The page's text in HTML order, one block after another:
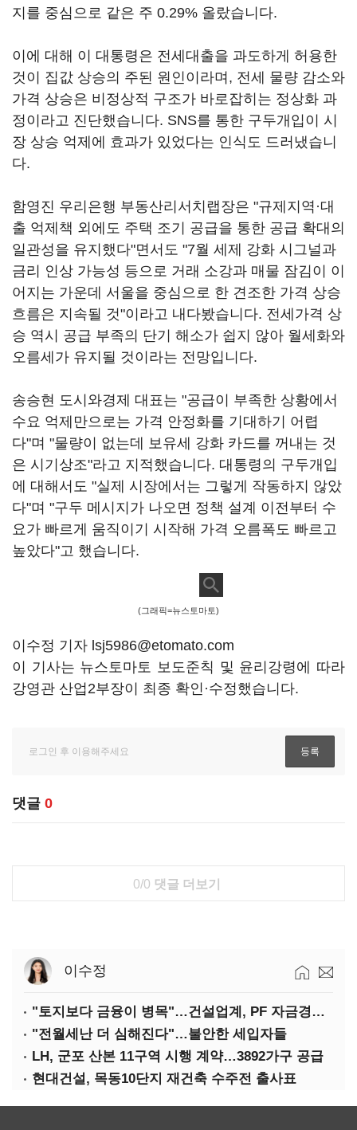
지를 중심으로 같은 주 0.29% 올랐습니다.
이에 대해 이 대통령은 전세대출을 과도하게 허용한
것이 집값 상승의 주된 원인이라며, 전세 물량 감소와
가격 상승은 비정상적 구조가 바로잡히는 정상화 과
정이라고 진단했습니다. SNS를 통한 구두개입이 시
장 상승 억제에 효과가 있었다는 인식도 드러냈습니
다.
함영진 우리은행 부동산리서치랩장은 "규제지역·대
출 억제책 외에도 주택 조기 공급을 통한 공급 확대의
일관성을 유지했다"면서도 "7월 세제 강화 시그널과
금리 인상 가능성 등으로 거래 소강과 매물 잠김이 이
어지는 가운데 서울을 중심으로 한 견조한 가격 상승
흐름은 지속될 것"이라고 내다봤습니다. 전세가격 상
승 역시 공급 부족의 단기 해소가 쉽지 않아 월세화와
오름세가 유지될 것이라는 전망입니다.
송승현 도시와경제 대표는 "공급이 부족한 상황에서
수요 억제만으로는 가격 안정화를 기대하기 어렵
다"며 "물량이 없는데 보유세 강화 카드를 꺼내는 것
은 시기상조"라고 지적했습니다. 대통령의 구두개입
에 대해서도 "실제 시장에서는 그렇게 작동하지 않았
다"며 "구두 메시지가 나오면 정책 설계 이전부터 수
요가 빠르게 움직이기 시작해 가격 오름폭도 빠르고
높았다"고 했습니다.
(그래픽=뉴스토마토)
이수정 기자 lsj5986@etomato.com
이 기사는 뉴스토마토 보도준칙 및 윤리강령에 따라
강영관 산업2부장이 최종 확인·수정했습니다.
댓글 0
0/0 댓글 더보기
이수정
"토지보다 금융이 병목"…건설업계, PF 자금경색 해소 목소리
"전월세난 더 심해진다"…불안한 세입자들
LH, 군포 산본 11구역 시행 계약…3892가구 공급
현대건설, 목동10단지 재건축 수주전 출사표